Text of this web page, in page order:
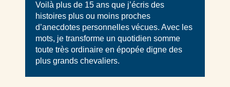
Voilà plus de 15 ans que j’écris des
histoires plus ou moins proches
d’anecdotes personnelles vécues. Avec les
mots, je transforme un quotidien somme
toute très ordinaire en épopée digne des
plus grands chevaliers.